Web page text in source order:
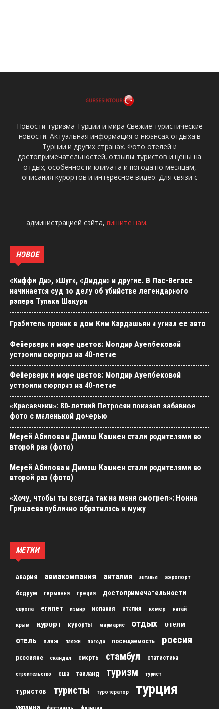
Новости туризма Турции и мира Свежие туристические
новости. Актуальная информация о нюансах отдыха в
Турции и других странах. Фото отелей и
достопримечательностей, отзывы туристов и цены на
отдых, особенности климата и погода по месяцам,
описания курортов и интересное видео. Для связи с
администрацией сайта, пишите нам.
НОВОЕ
«Киффи Ди», «Шуг», «Дидди» и другие. В Лас-Вегасе
начинается суд по делу об убийстве легендарного
рэпера Тупака Шакура
Грабитель проник в дом Ким Кардашьян и угнал ее авто
Фейерверк и море цветов: Молдир Ауелбековой
устроили сюрприз на 40-летие
Фейерверк и море цветов: Молдир Ауелбековой
устроили сюрприз на 40-летие
«Красавчики»: 80-летний Петросян показал забавное
фото с маленькой дочерью
Мерей Абилова и Димаш Кашкен стали родителями во
второй раз (фото)
Мерей Абилова и Димаш Кашкен стали родителями во
второй раз (фото)
«Хочу, чтобы ты всегда так на меня смотрел»: Нонна
Гришаева публично обратилась к мужу
МЕТКИ
авария авиакомпания анталия анталья аэропорт
бодрум германия греция достопримечательности
европа египет измир испания италия кемер китай
крым курорт курорты мармарис отдых
отели
отель
пляж пляжи погода посещаемость россия
россияне скандал смерть стамбул статистика
строительство сша таиланд туризм турист
туристов туристы туроператор турция